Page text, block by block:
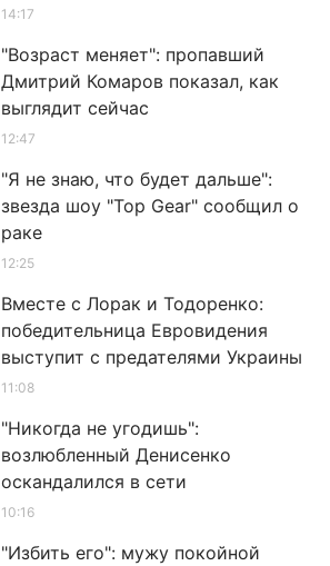
14:17
"Возраст меняет": пропавший
Дмитрий Комаров показал, как
выглядит сейчас
12:47
"Я не знаю, что будет дальше":
звезда шоу "Top Gear" сообщил о
раке
12:25
Вместе с Лорак и Тодоренко:
победительница Евровидения
выступит с предателями Украины
11:08
"Никогда не угодишь":
возлюбленный Денисенко
оскандалился в сети
10:16
"Избить его": мужу покойной